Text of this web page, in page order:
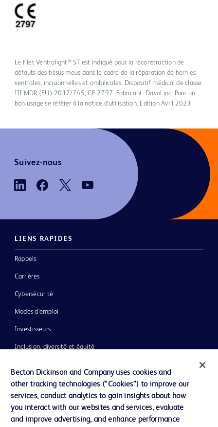
Le filet Ventralight™ ST est indiqué pour la reconstruction de
défauts des tissus mous dans le cadre de la réparation de hernies
ventrales, incisionnelles et ombilicales. Dispositif médical de classe
III MDR (EU) 2017/745, CE 2797. Fabricant: Davol inc. Pour un
bon usage se référer à la notice d'utilisation. Edition Avril 2023
Suivez-nous
LIENS RAPIDES
Rappels
Carrières
Cybersécurité
Modes d’emploi
Investisseurs
Inclusion, diversité et équité
Actualités, médias et blogs
Notre entreprise
Ethique et conformité
Becton Dickinson and Company uses cookies and
other tracking technologies (“Cookies”) to improve our
services, conduct analytics to gain insights about how
you interact with our websites and services, evaluate
and improve advertising, and enhance performance